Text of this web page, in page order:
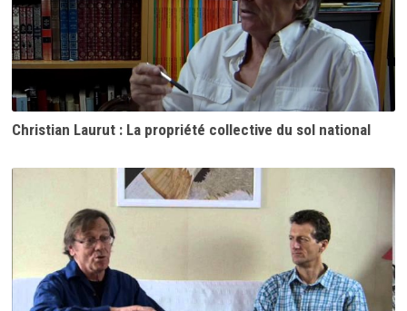
Christian Laurut : La propriété collective du sol national